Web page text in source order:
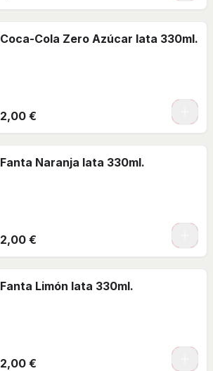
Coca-Cola Zero Azúcar lata 330ml.
2,00 €
Fanta Naranja lata 330ml.
2,00 €
Fanta Limón lata 330ml.
2,00 €